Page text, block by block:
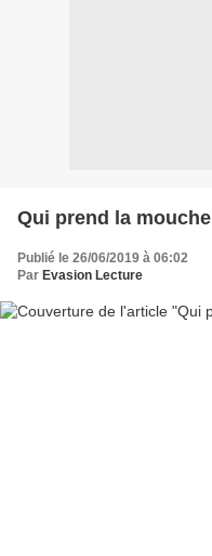
Qui prend la mouche
Publié le 26/06/2019 à 06:02
Par Evasion Lecture